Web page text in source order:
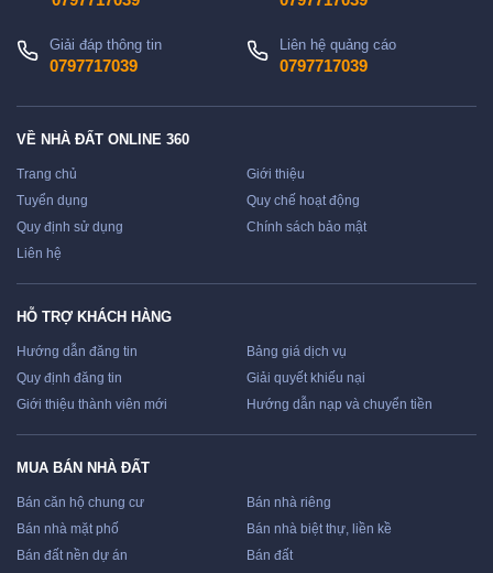
Giải đáp thông tin
0797717039
Liên hệ quảng cáo
0797717039
VỀ NHÀ ĐẤT ONLINE 360
Trang chủ
Giới thiệu
Tuyển dụng
Quy chế hoạt động
Quy định sử dụng
Chính sách bảo mật
Liên hệ
HỖ TRỢ KHÁCH HÀNG
Hướng dẫn đăng tin
Bảng giá dịch vụ
Quy định đăng tin
Giải quyết khiếu nại
Giới thiệu thành viên mới
Hướng dẫn nạp và chuyển tiền
MUA BÁN NHÀ ĐẤT
Bán căn hộ chung cư
Bán nhà riêng
Bán nhà mặt phố
Bán nhà biệt thự, liền kề
Bán đất nền dự án
Bán đất